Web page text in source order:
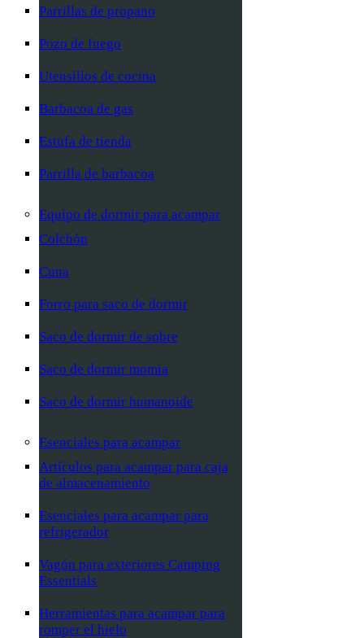
Parrillas de propano
Pozo de fuego
Utensilios de cocina
Barbacoa de gas
Estufa de tienda
Parrilla de barbacoa
Equipo de dormir para acampar
Colchón
Cuna
Forro para saco de dormir
Saco de dormir de sobre
Saco de dormir momia
Saco de dormir humanoide
Esenciales para acampar
Artículos para acampar para caja
de almacenamiento
Esenciales para acampar para
refrigerador
Vagón para exteriores Camping
Essentials
Herramientas para acampar para
romper el hielo